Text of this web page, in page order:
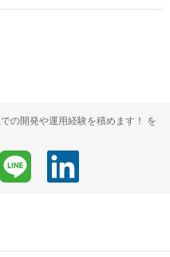
の開発や運用経験を積めます！ を